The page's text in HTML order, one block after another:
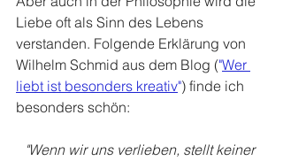
Liebe oft als Sinn des Lebens
verstanden. Folgende Erklärung von
Wilhelm Schmid aus dem Blog ("Wer
liebt ist besonders kreativ") finde ich
besonders schön:
"Wenn wir uns verlieben, stellt keiner